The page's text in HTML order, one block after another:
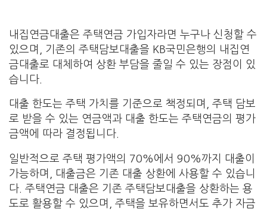
내집연금대출은 주택연금 가입자라면 누구나 신청할 수
있으며, 기존의 주택담보대출을 KB국민은행의 내집연
금대출로 대체하여 상환 부담을 줄일 수 있는 장점이 있
습니다.
대출 한도는 주택 가치를 기준으로 책정되며, 주택 담보
로 받을 수 있는 연금액과 대출 한도는 주택연금의 평가
금액에 따라 결정됩니다.
일반적으로 주택 평가액의 70%에서 90%까지 대출이
가능하며, 대출금은 기존 대출 상환에 사용할 수 있습니
다. 주택연금 대출은 기존 주택담보대출을 상환하는 용
도로 활용할 수 있으며, 주택을 보유하면서도 추가 자금